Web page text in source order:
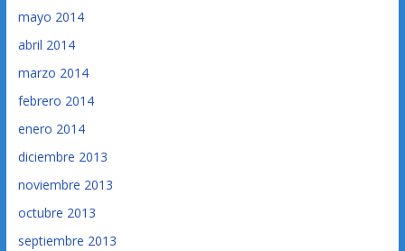
mayo 2014
abril 2014
marzo 2014
febrero 2014
enero 2014
diciembre 2013
noviembre 2013
octubre 2013
septiembre 2013